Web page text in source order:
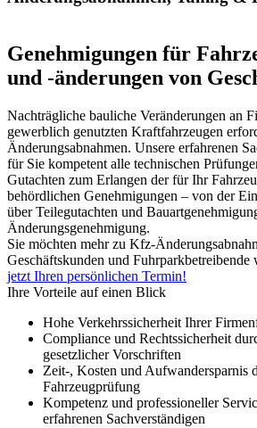
Genehmigungen für
und -änderungen von
Nachträgliche bauliche Veränderungen an
gewerblich genutzten Kraftfahrzeugen
Änderungsabnahmen. Unsere erfahrenen
für Sie kompetent alle technischen
Gutachten zum Erlangen der für Ihr
behördlichen Genehmigungen – von der
über Teilegutachten und
Änderungsgenehmigung.
Sie möchten mehr zu Kfz-
Geschäftskunden und Fuhrparkbetreibende
jetzt Ihren persönlichen Termin!
Ihre Vorteile auf einen Blick
Hohe Verkehrssicherheit Ihrer
Compliance und Rechtssicherheit
gesetzlicher Vorschriften
Zeit-, Kosten und Aufwandersparnis
Fahrzeugprüfung
Kompetenz und professioneller
erfahrenen Sachverständigen